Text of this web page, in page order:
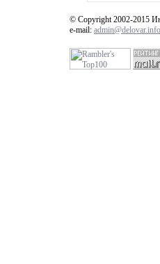
© Copyright 2002-2015
e-mail: admin@delovar.info